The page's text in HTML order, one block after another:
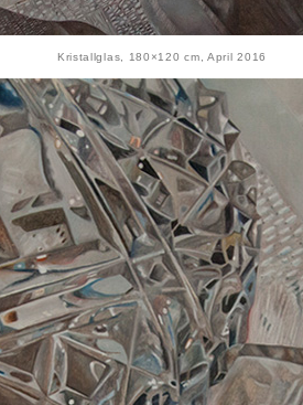
Kristallglas, 180×120 cm, April 2016